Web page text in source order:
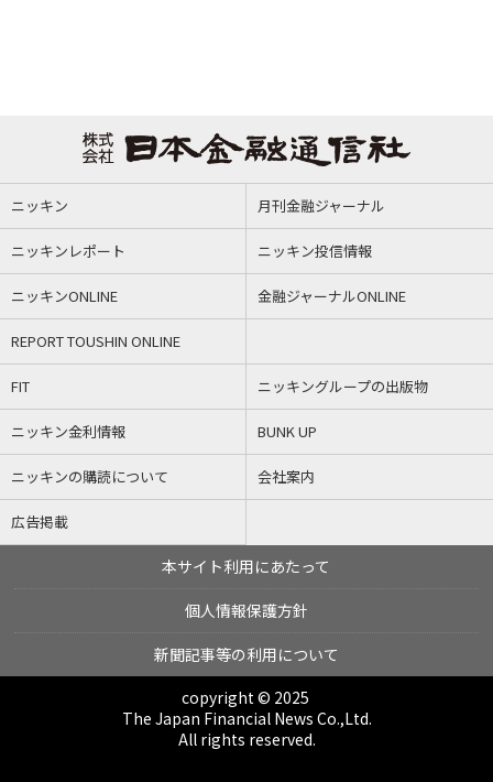
ニッキン 月刊金融ジャーナル
ニッキンレポート ニッキン投信情報
ニッキンONLINE 金融ジャーナルONLINE
REPORT TOUSHIN ONLINE
FIT ニッキングループの出版物
ニッキン金利情報 BUNK UP
ニッキンの購読について 会社案内
広告掲載
本サイト利用にあたって
個人情報保護方針
新聞記事等の利用について
copyright © 2025
The Japan Financial News Co.,Ltd.
All rights reserved.